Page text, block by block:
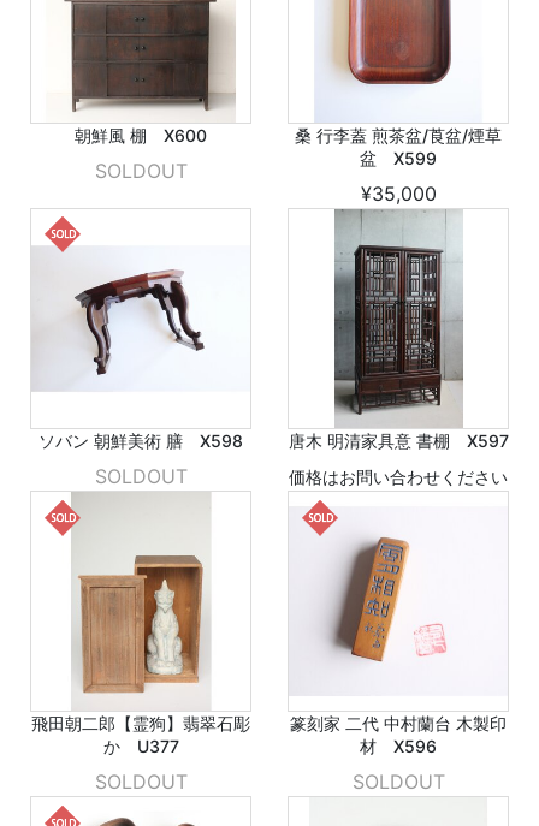
朝鮮風 棚 X600
SOLDOUT
桑 行李蓋 煎茶盆/莨盆/煙草
盆 X599
¥35,000
ソバン 朝鮮美術 膳 X598
SOLDOUT
唐木 明清家具意 書棚 X597
価格はお問い合わせください
飛田朝二郎【霊狗】翡翠石彫
か U377
SOLDOUT
篆刻家 二代 中村蘭台 木製印
材 X596
SOLDOUT